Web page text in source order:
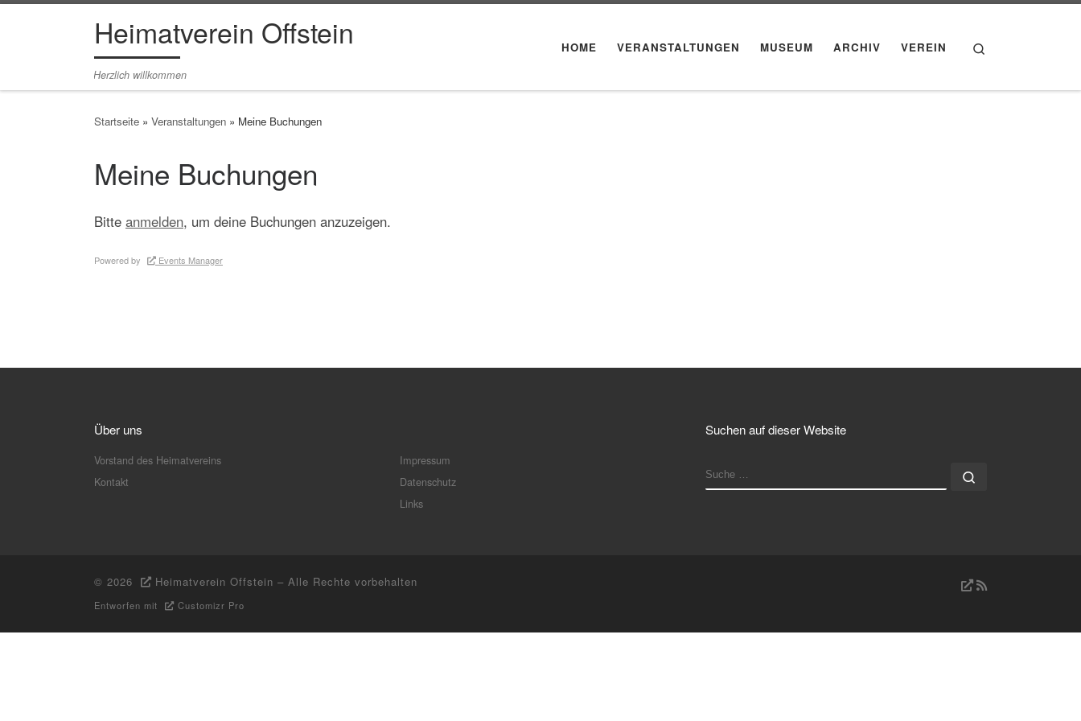
Zum Inhalt springenHeimatverein Offstein
Herzlich willkommen
HOME VERANSTALTUNGEN MUSEUM ARCHIV VEREIN
Startseite » Veranstaltungen » Meine Buchungen
Meine Buchungen
Bitte anmelden, um deine Buchungen anzuzeigen.
Powered by Events Manager
Über uns
Vorstand des Heimatvereins
Kontakt
Impressum
Datenschutz
Links
Suchen auf dieser Website
SUCHE
© 2026 Heimatverein Offstein – Alle Rechte vorbehalten
Entworfen mit Customizr Pro